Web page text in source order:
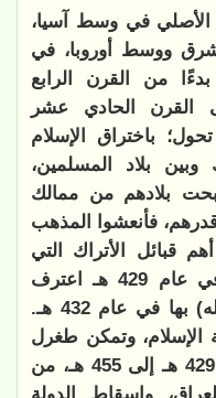
الأصلي في وسط آسيا،
ووسط أوروبا، في
من القرن الرابع
القرن الحادي عشر
باختراق الإسلام
وبين بلاد المسلمين،
بلادهم من ممالك
فأنعشوا المذهب
قبائل الأتراك التي
تحركت غربًا، قيام دولة قوية في عام 429 هـ اعترف
الخليفة العباسي (القائم بأمر الله) بها في عام 432 هـ.
الإسلام، وتمكن طغرل
الأول، الذي امتد عهده من عام 429 هـ إلى 455 هـ، من
وإسقاط الدولة